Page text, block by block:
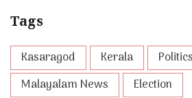
Tags
Kasaragod Kerala Politics
Malayalam News
Election